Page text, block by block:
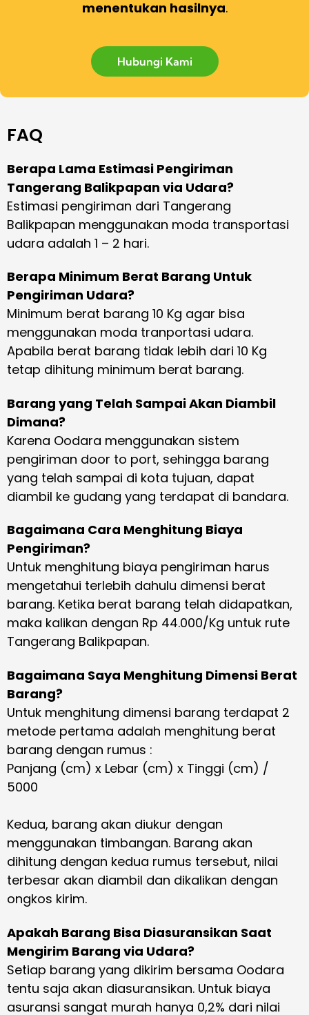
menentukan hasilnya.
Hubungi Kami
FAQ
Berapa Lama Estimasi Pengiriman
Tangerang Balikpapan via Udara?
Estimasi pengiriman dari Tangerang
Balikpapan menggunakan moda transportasi
udara adalah 1 – 2 hari.
Berapa Minimum Berat Barang Untuk
Pengiriman Udara?
Minimum berat barang 10 Kg agar bisa
menggunakan moda tranportasi udara.
Apabila berat barang tidak lebih dari 10 Kg
tetap dihitung minimum berat barang.
Barang yang Telah Sampai Akan Diambil
Dimana?
Karena Oodara menggunakan sistem
pengiriman door to port, sehingga barang
yang telah sampai di kota tujuan, dapat
diambil ke gudang yang terdapat di bandara.
Bagaimana Cara Menghitung Biaya
Pengiriman?
Untuk menghitung biaya pengiriman harus
mengetahui terlebih dahulu dimensi berat
barang. Ketika berat barang telah didapatkan,
maka kalikan dengan Rp 44.000/Kg untuk rute
Tangerang Balikpapan.
Bagaimana Saya Menghitung Dimensi Berat
Barang?
Untuk menghitung dimensi barang terdapat 2
metode pertama adalah menghitung berat
barang dengan rumus :
Panjang (cm) x Lebar (cm) x Tinggi (cm) /
5000
Kedua, barang akan diukur dengan
menggunakan timbangan. Barang akan
dihitung dengan kedua rumus tersebut, nilai
terbesar akan diambil dan dikalikan dengan
ongkos kirim.
Apakah Barang Bisa Diasuransikan Saat
Mengirim Barang via Udara?
Setiap barang yang dikirim bersama Oodara
tentu saja akan diasuransikan. Untuk biaya
asuransi sangat murah hanya 0,2% dari nilai